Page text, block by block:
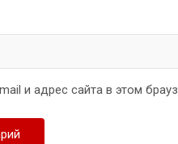
и адрес сайта в этом